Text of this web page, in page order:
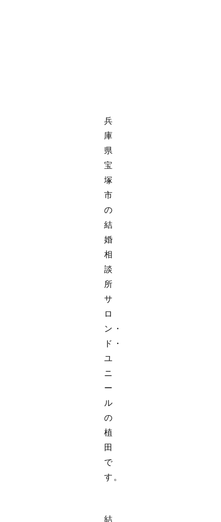
兵
庫
県
宝
塚
市
の
結
婚
相
談
所
サ
ロ
ン・
ド・
ユ
ニ
ー
ル
の
植
田
で
す。
結